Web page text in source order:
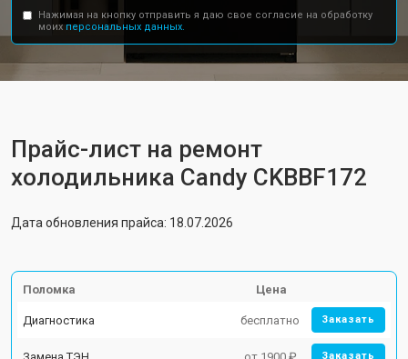
Нажимая на кнопку отправить я даю свое согласие на обработку
моих персональных данных.
Прайс-лист на ремонт
холодильника Candy CKBBF172
Дата обновления прайса: 18.07.2026
Поломка Цена
Диагностика бесплатно Заказать
Замена ТЭН от 1900 ₽ Заказать